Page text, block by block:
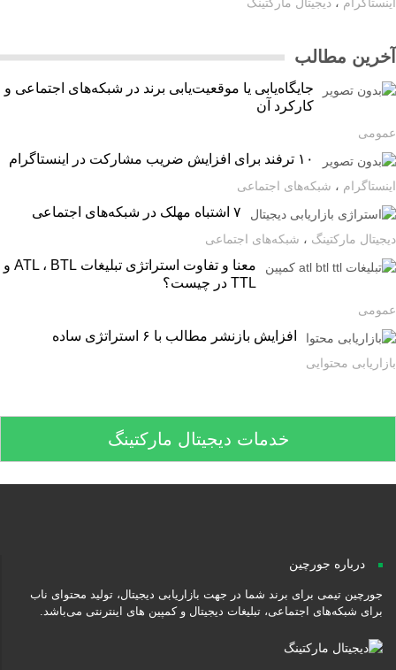
،دیجیتال مارکتینگ
مطالب
جایگاه‌یابی یا موقعیت‌یابی برند در شبکه‌های اجتماعی و
کارکرد آن
۱۰ ترفند برای افزایش ضریب مشارکت در اینستاگرام
،شبکه‌های اجتماعی
مارکتینگ،شبکه‌های اجتماعی
معنا و تفاوت استراتژی تبلیغات ATL ، BTL و
TTL در چیست؟
افزایش بازنشر مطالب با ۶ استراتژی ساده
محتوایی
خدمات دیجیتال مارکتینگ
درباره جورچین
جورچین تیمی برای برند شما در جهت بازاریابی دیجیتال، تولید محتوای ناب
برای شبکه‌های اجتماعی، تبلیغات دیجیتال و کمپین های اینترنتی می‌باشد.